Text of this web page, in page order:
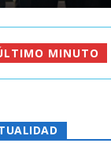
MINUTO